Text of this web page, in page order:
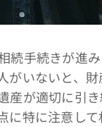
手続きが進
がいないと、
産が適切に引
特に注意して